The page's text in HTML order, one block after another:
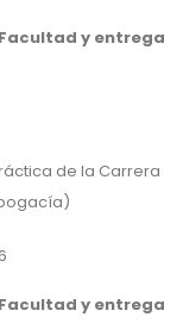
y entrega
de la Carrera
y entrega